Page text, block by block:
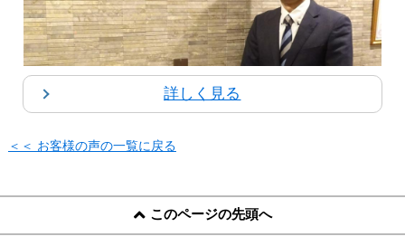
詳しく見る
＜＜ お客様の声の一覧に戻る
このページの先頭へ